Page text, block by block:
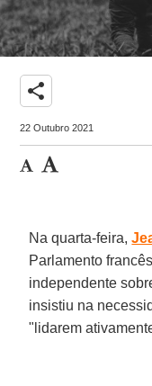
share
22 Outubro 2021
Na quarta-feira,
Parlamento
independente
insistiu na
"lidarem